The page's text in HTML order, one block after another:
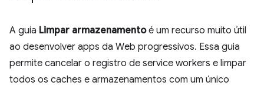
A guia Limpar armazenamentoé um recurso muito útil
ao desenvolver apps da Web progressivos. Essa guia
permite cancelar o registro de service workers e limpar
todos os caches e armazenamentos com um único